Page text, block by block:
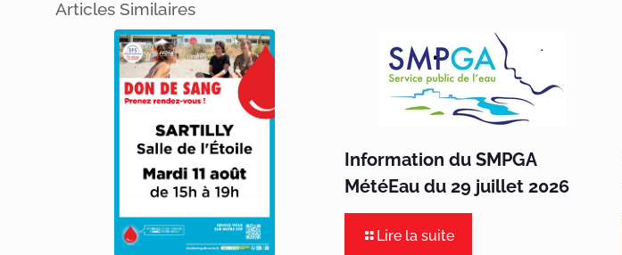
Articles Similaires
Information du SMPGA
MétéEau du 29 juillet 2026
Lire la suite